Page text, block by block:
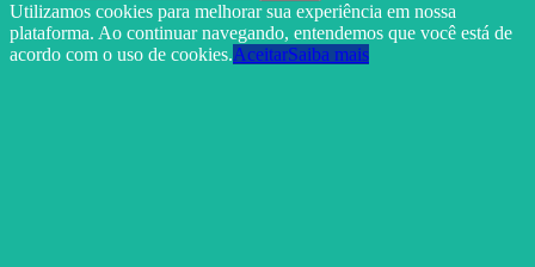
Utilizamos cookies para melhorar sua experiência em nossa
plataforma. Ao continuar navegando, entendemos que você está de
acordo com o uso de cookies.AceitarSaiba mais